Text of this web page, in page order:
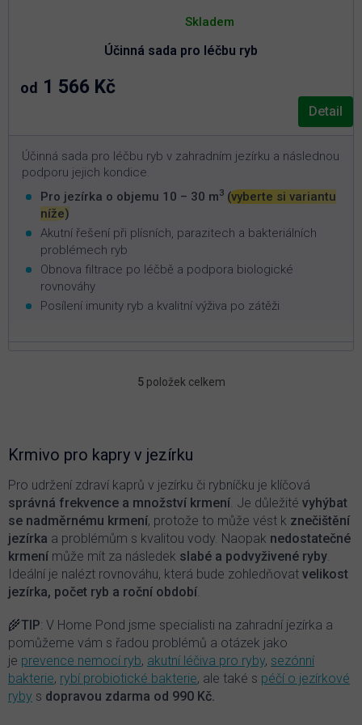
Účinná sada pro léčbu ryb
hodnocení
5,0
Skladem
od 1 566 Kč
Detail
Účinná sada pro léčbu ryb v zahradním jezírku a následnou
podporu jejich kondice.
Pro jezírka o objemu 10 – 30 m3 (vyberte si variantu
níže)
Akutní řešení při plísních, parazitech a bakteriálních
problémech ryb
Obnova filtrace po léčbě a podpora biologické
rovnováhy
Posílení imunity ryb a kvalitní výživa po zátěži
O
d
a
c
í
p
r
v
k
y
v
p
i
s
u
5položek celkem
Krmivo pro kapry v jezírku
Pro udržení zdraví kaprů v jezírku či rybníčku je klíčová
správná frekvence a množství krmení. Je důležité vyhýbat
se nadměrnému krmení, protože to může vést k znečištění
jezírka a problémům s kvalitou vody. Naopak nedostatečné
krmení může mít za následek slabé a podvyživené ryby.
Ideální je nalézt rovnováhu, která bude zohledňovat velikost
jezírka, počet ryb a roční období.
🌾TIP: V Home Pond jsme specialisti na zahradní jezírka a
pomůžeme vám s řadou problémů a otázek jako
je prevence nemocí ryb, akutní léčiva pro ryby, sezónní
bakterie, rybí probiotické bakterie, ale také s péčí o jezírkové
ryby s dopravou zdarma od 990 Kč.